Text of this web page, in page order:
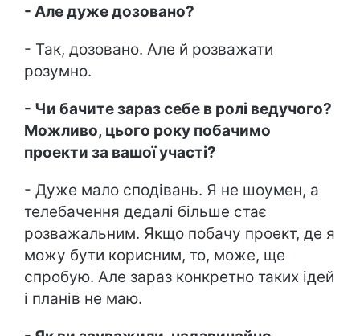
- Але дуже дозовано?
- Так, дозовано. Але й розважати
розумно.
- Чи бачите зараз себе в ролі ведучого?
Можливо, цього року побачимо
проекти за вашої участі?
- Дуже мало сподівань. Я не шоумен, а
телебачення дедалі більше стає
розважальним. Якщо побачу проект, де я
можу бути корисним, то, може, ще
спробую. Але зараз конкретно таких ідей
і планів не маю.